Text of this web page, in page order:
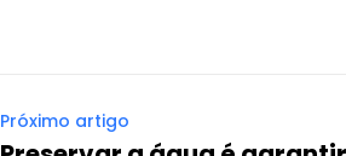
Próximo artigo